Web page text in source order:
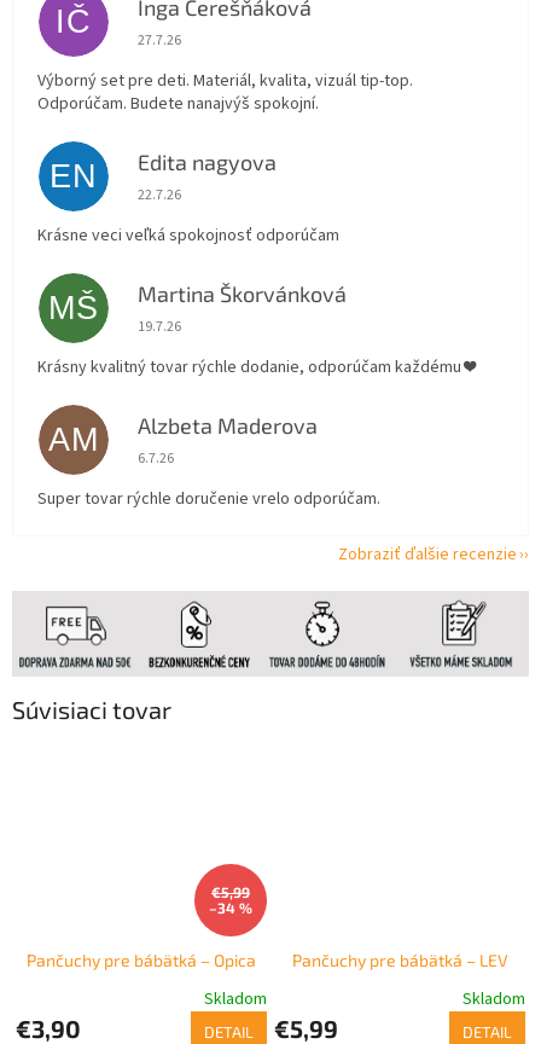
Súvisiaci tovar
€5,99
–34 %
Pančuchy pre bábätká – Opica
Skladom
€3,90 DETAIL
Pančuchy pre bábätká – LEV
Skladom
€5,99 DETAIL
IČ Inga Čerešňáková
Hodnotenie obchodu je 5 z 5 hviezdičiek.
27.7.26
Výborný set pre deti. Materiál, kvalita, vizuál tip-top.
Odporúčam. Budete nanajvýš spokojní.
EN Edita nagyova
Hodnotenie obchodu je 5 z 5 hviezdičiek.
22.7.26
Krásne veci veľká spokojnosť odporúčam
MŠ Martina Škorvánková
Hodnotenie obchodu je 5 z 5 hviezdičiek.
19.7.26
Krásny kvalitný tovar rýchle dodanie, odporúčam každému ❤️
AM Alzbeta Maderova
Hodnotenie obchodu je 5 z 5 hviezdičiek.
6.7.26
Super tovar rýchle doručenie vrelo odporúčam.
Zobraziť ďalšie recenzie